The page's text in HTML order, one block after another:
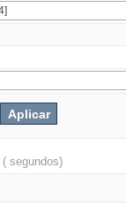
( segundos)